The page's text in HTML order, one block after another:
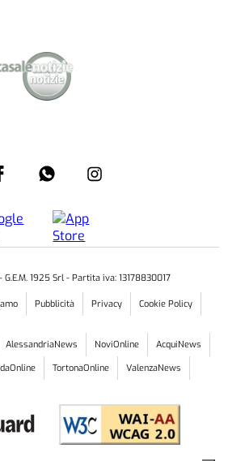
- G.E.M. 1925 Srl - Partita iva: 13178830017
Pubblicità Privacy Cookie Policy
AlessandriaNews NoviOnline
AcquiNews
TortonaOnline ValenzaNews